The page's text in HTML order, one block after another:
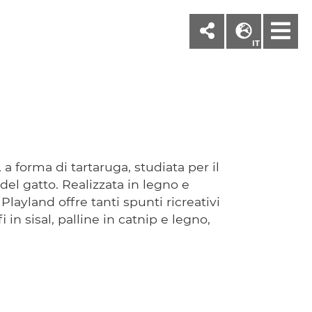
IT
forma di tartaruga, studiata per il
gatto. Realizzata in legno e
offre tanti spunti ricreativi
in sisal, palline in catnip e legno,